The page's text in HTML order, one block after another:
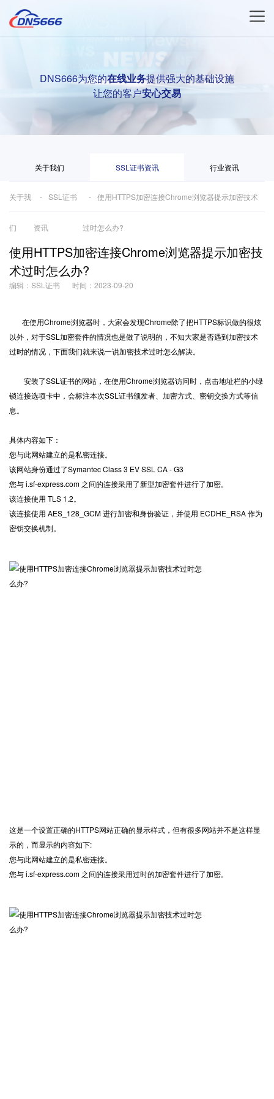
DNS666为您的在线业务提供强大的基础设施
让您的客户安心交易
关于我们 SSL证书资讯 行业资讯
关于我
们
SSL证书
资讯
使用HTTPS加密连接Chrome浏览器提示加密技术
过时怎么办?
使用HTTPS加密连接Chrome浏览器提示加密技
术过时怎么办?
编辑：SSL证书 时间：2023-09-20
在使用Chrome浏览器时，大家会发现Chrome除了把HTTPS标识做的很炫
以外，对于SSL加密套件的情况也是做了说明的，不知大家是否遇到加密技术
过时的情况，下面我们就来说一说加密技术过时怎么解决。
安装了SSL证书的网站，在使用Chrome浏览器访问时，点击地址栏的小绿
锁连接选项卡中，会标注本次SSL证书颁发者、加密方式、密钥交换方式等信
息。
具体内容如下：
您与此网站建立的是私密连接。
该网站身份通过了Symantec Class 3 EV SSL CA - G3
您与 i.sf-express.com 之间的连接采用了新型加密套件进行了加密。
该连接使用 TLS 1.2。
该连接使用 AES_128_GCM 进行加密和身份验证，并使用 ECDHE_RSA 作为
密钥交换机制。
这是一个设置正确的HTTPS网站正确的显示样式，但有很多网站并不是这样显
示的，而显示的内容如下:
您与此网站建立的是私密连接。
您与 i.sf-express.com 之间的连接采用过时的加密套件进行了加密。